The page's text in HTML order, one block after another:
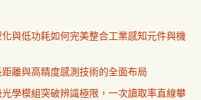
與低功耗如何完美整合工業感知元件與機
離與高精度感測技術的全面布局
學模組突破辨識極限，一次讀取率直線攀